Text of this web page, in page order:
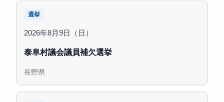
選挙
2026年8月9日（日）
泰阜村議会議員補欠選挙
長野県